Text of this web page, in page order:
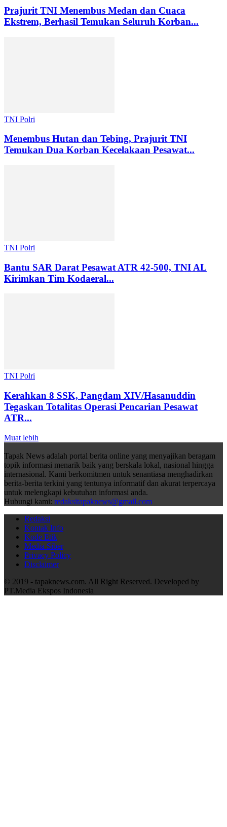
Prajurit TNI Menembus Medan dan Cuaca
Ekstrem, Berhasil Temukan Seluruh Korban...
TNI Polri
Menembus Hutan dan Tebing, Prajurit TNI
Temukan Dua Korban Kecelakaan Pesawat...
TNI Polri
Bantu SAR Darat Pesawat ATR 42-500, TNI AL
Kirimkan Tim Kodaeral...
TNI Polri
Kerahkan 8 SSK, Pangdam XIV/Hasanuddin
Tegaskan Totalitas Operasi Pencarian Pesawat
ATR...
Muat lebih
Tapak News adalah portal berita online yang menyajikan beragam
topik informasi menarik baik yang berskala lokal, nasional hingga
internasional. Kami berkomitmen untuk senantiasa menghadirkan
berita-berita terkini yang tentunya informatif dan akurat terpercaya
untuk melengkapi kebutuhan informasi anda.
Hubungi kami: redaksitapaknews@gmail.com
Redaksi
Kontak Info
Kode Etik
Media Siber
Privacy Policy
Disclaimer
© 2019 - tapaknews.com. All Right Reserved. Developed by
PT.Media Ekspos Indonesia